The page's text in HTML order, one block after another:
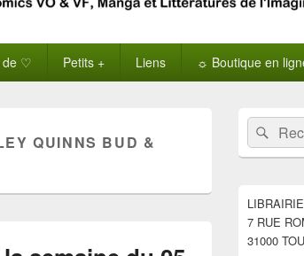
de ♡ Petits + Liens ☼ Boutique en
QUINNS BUD &
Zone
principale
de
widget
barre
latérale
Recherche
7 RUE
31000